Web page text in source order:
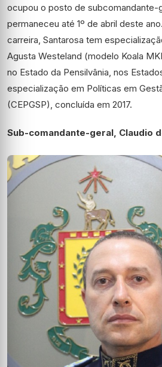
ocupou o posto de subcomandante-
permaneceu até 1º de abril deste
carreira, Santarosa tem
Agusta Westeland (modelo Koala
no Estado da Pensilvânia, nos
especialização em Políticas em
(CEPGSP), concluída em 2017.
Sub-comandante-geral, Claudio